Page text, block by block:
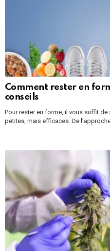
Comment rester en
conseils
Pour rester en forme, il vous suffit
petites, mais efficaces. De